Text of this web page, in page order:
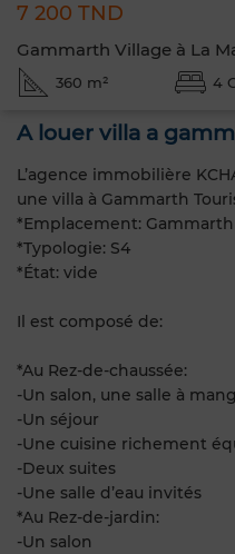
7 200 TND
Gammarth Village à La
360 m² 4
A louer villa a
L’agence immobilière
une villa à Gammarth
*Emplacement:
*Typologie: S4
*État: vide
Il est composé de:
*Au Rez-de-chaussée:
-Un salon, une salle à
-Un séjour
-Une cuisine richement
-Deux suites
-Une salle d’eau invités
*Au Rez-de-jardin:
-Un salon